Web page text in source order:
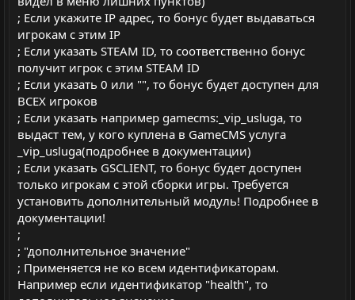
; Если укажите IP адрес, то бонус будет выдаваться
игрокам с этим IP
; Если указать STEAM ID, то соответственно бонус
получит игрок с этим STEAM ID
; Если указать 0 или "", то бонус будет доступен для
ВСЕХ игроков
; Если указать например gamecms:_vip_usluga, то
выдаст тем, у кого куплена в GameCMS услуга
_vip_usluga(подробнее в документации)
; Если указать GSCLIENT, то бонус будет доступен
только игрокам с этой сборки игры. Требуется
установить дополнительный модуль! Подробнее в
документации!
;
; "дополнительное значение"
; Применяется не ко всем идентификаторам.
Например если идентификатор "health", то